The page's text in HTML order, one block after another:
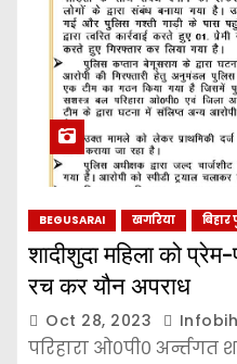
BEGUSARAI खगरिया
शादीशुदा महिला को
रच कर यौन अपराध
Oct 28, 2023
परिहारा ओ०पी० अर्न्तगत